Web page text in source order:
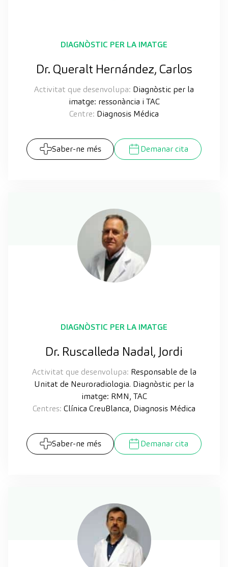
DIAGNÒSTIC PER LA IMATGE
Dr. Queralt Hernández, Carlos
Activitat que desenvolupa: Diagnòstic per la
imatge: ressonància i TAC
Centre: Diagnosis Médica
Saber-ne més Demanar cita
DIAGNÒSTIC PER LA IMATGE
Dr. Ruscalleda Nadal, Jordi
Activitat que desenvolupa: Responsable de la
Unitat de Neuroradiologia. Diagnòstic per la
imatge: RMN, TAC
Centres: Clínica CreuBlanca, Diagnosis Médica
Saber-ne més Demanar cita